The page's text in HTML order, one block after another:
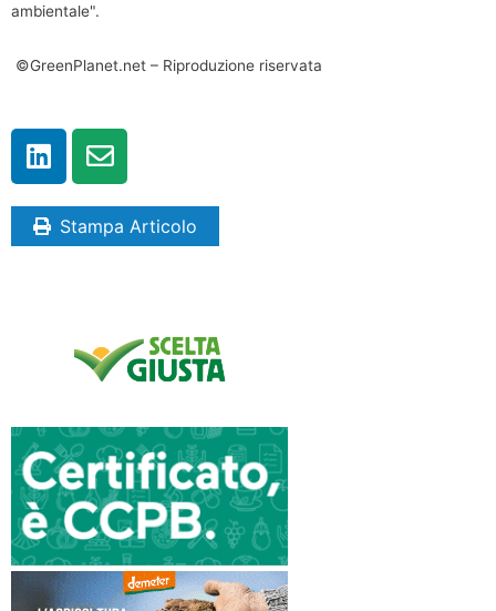
ambientale".
©GreenPlanet.net – Riproduzione riservata
Stampa Articolo